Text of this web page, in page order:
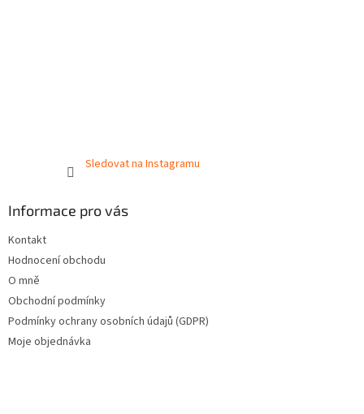
Sledovat na Instagramu
Informace pro vás
Kontakt
Hodnocení obchodu
O mně
Obchodní podmínky
Podmínky ochrany osobních údajů (GDPR)
Moje objednávka